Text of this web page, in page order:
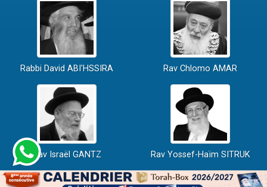
Rabbi David ABI'HSSIRA Rav Chlomo AMAR
Rav Israël GANTZ Rav Yossef-Haïm SITRUK